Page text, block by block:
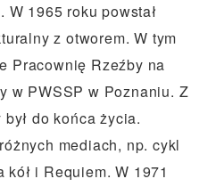
W 1965 roku powstał
z otworem. W tym
Pracownię Rzeźby na
w PWSSP w Poznaniu. Z
do końca życia.
mediach, np. cykl
i Requiem. W 1971